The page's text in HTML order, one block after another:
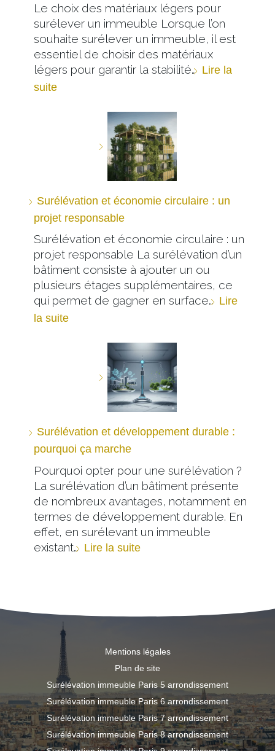
Le choix des matériaux légers pour
surélever un immeuble Lorsque l’on
souhaite surélever un immeuble, il est
essentiel de choisir des matériaux
légers pour garantir la stabilité… Lire la
suite
Surélévation et économie circulaire : un
projet responsable
Surélévation et économie circulaire : un
projet responsable La surélévation d’un
bâtiment consiste à ajouter un ou
plusieurs étages supplémentaires, ce
qui permet de gagner en surface… Lire
la suite
Surélévation et développement durable :
pourquoi ça marche
Pourquoi opter pour une surélévation ?
La surélévation d’un bâtiment présente
de nombreux avantages, notamment en
termes de développement durable. En
effet, en surélevant un immeuble
existant… Lire la suite
Mentions légales
Plan de site
Surélévation immeuble Paris 5 arrondissement
Surélévation immeuble Paris 6 arrondissement
Surélévation immeuble Paris 7 arrondissement
Surélévation immeuble Paris 8 arrondissement